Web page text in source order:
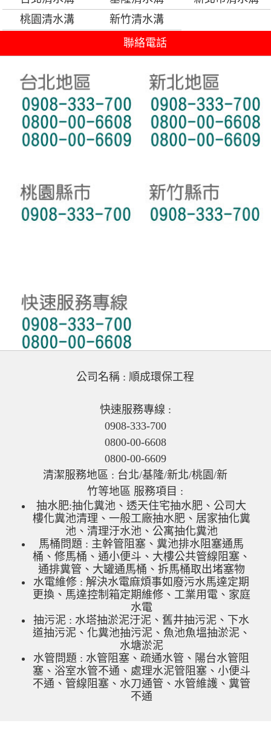
桃園清水溝
新竹清水溝
聯絡電話
公司名稱 : 順成環保工程
快速服務專線 :
0908-333-700
0800-00-6608
0800-00-6609
清潔服務地區 : 台北/基隆/新北/桃園/新
竹等地區 服務項目 :
抽水肥:抽化糞池、透天住宅抽水肥、公司大
樓化糞池清理、一般工廠抽水肥、居家抽化糞
池、清理汙水池、公寓抽化糞池
馬桶問題 : 主幹管阻塞、糞池排水阻塞通馬
桶、修馬桶、通小便斗、大樓公共管線阻塞、
通排糞管、大罐通馬桶、拆馬桶取出堵塞物
水電維修 : 解決水電麻煩事如廢污水馬達定期
更換、馬達控制箱定期維修、工業用電、家庭
水電
抽污泥 : 水塔抽淤泥汙泥、舊井抽污泥、下水
道抽污泥、化糞池抽污泥、魚池魚塭抽淤泥、
水塘淤泥
水管問題 : 水管阻塞、疏通水管、陽台水管阻
塞、浴室水管不通、處理水泥管阻塞、小便斗
不通、管線阻塞、水刀通管、水管維護、糞管
不通